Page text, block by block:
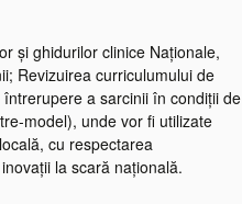
și ghidurilor clinice Naționale,
Revizuirea curriculumului de
a sarcinii în condiții de
model), unde vor fi utilizate
cu respectarea
la scară națională.